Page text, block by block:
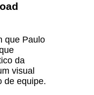
que Paulo
da
visual
de equipe.